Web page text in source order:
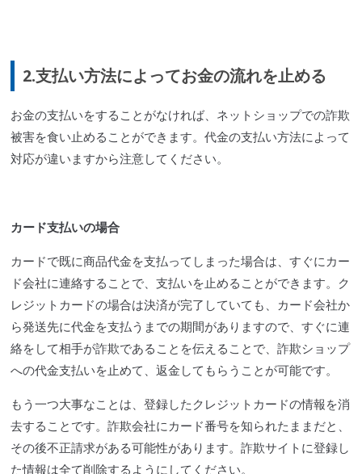
2.支払い方法によってお金の流れを止める
お金の支払いをすることがなければ、ネットショップでの詐欺
被害を食い止めることができます。代金の支払い方法によって
対応が違いますから注意してください。
カード支払いの場合
カードで既に商品代金を支払ってしまった場合は、すぐにカー
ド会社に連絡することで、支払いを止めることができます。ク
レジットカードの場合は決済が完了していても、カード会社か
ら発送先に代金を支払うまでの期間がありますので、すぐに連
絡をして相手が詐欺であることを伝えることで、詐欺ショップ
への代金支払いを止めて、返金してもらうことが可能です。
もう一つ大事なことは、登録したクレジットカードの情報を消
去することです。詐欺会社にカード番号を知られたままだと、
その後不正請求がある可能性があります。詐欺サイトに登録し
た情報は全て削除するようにしてください。